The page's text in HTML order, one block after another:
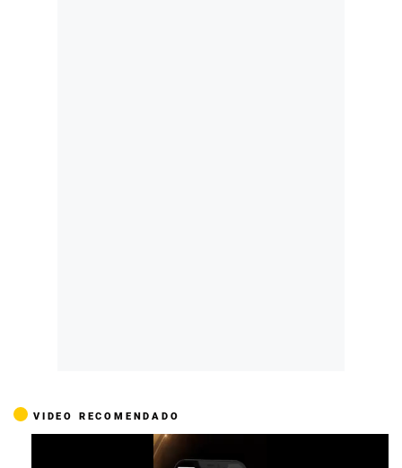
VIDEO RECOMENDADO